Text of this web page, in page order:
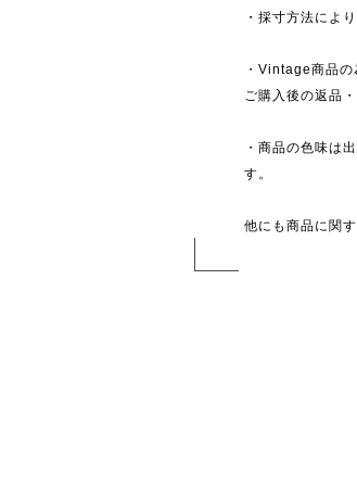
・採寸方法によ
・Vintage商品の
ご購入後の返品
・商品の色味は
す。
他にも商品に関